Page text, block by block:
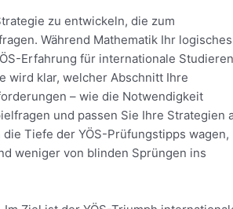
zu entwickeln, die zum
Während Mathematik Ihr logisches
Erfahrung für internationale
wird klar, welcher Abschnitt Ihre
– wie die Notwendigkeit
und passen Sie Ihre Strategien
Tiefe der YÖS-Prüfungstipps wagen,
weniger von blinden Sprüngen ins